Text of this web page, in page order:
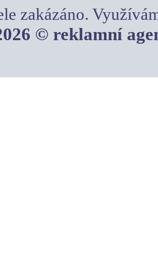
zakázáno.
© reklamní